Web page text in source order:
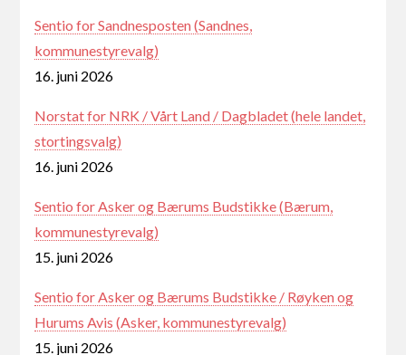
Sentio for Sandnesposten (Sandnes,
kommunestyrevalg)
16. juni 2026
Norstat for NRK / Vårt Land / Dagbladet (hele landet,
stortingsvalg)
16. juni 2026
Sentio for Asker og Bærums Budstikke (Bærum,
kommunestyrevalg)
15. juni 2026
Sentio for Asker og Bærums Budstikke / Røyken og
Hurums Avis (Asker, kommunestyrevalg)
15. juni 2026